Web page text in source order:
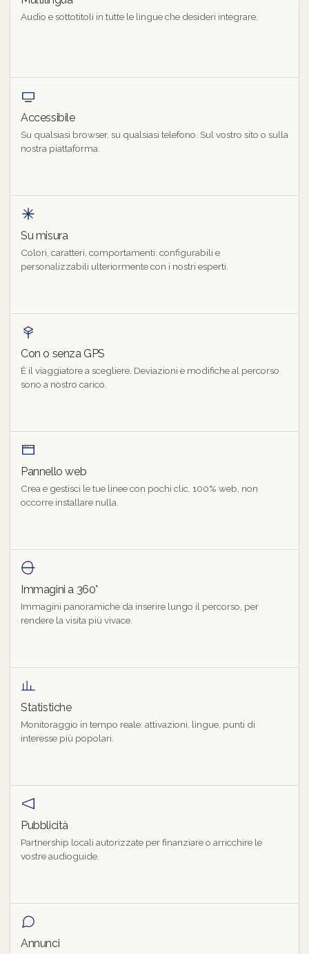
Audio e sottotitoli in tutte le lingue che desideri integrare.
Accessibile
Su qualsiasi browser, su qualsiasi telefono. Sul vostro sito o sulla
nostra piattaforma.
Su misura
Colori, caratteri, comportamenti: configurabili e
personalizzabili ulteriormente con i nostri esperti.
Con o senza GPS
È il viaggiatore a scegliere. Deviazioni e modifiche al percorso
sono a nostro carico.
Pannello web
Crea e gestisci le tue linee con pochi clic. 100% web, non
occorre installare nulla.
Immagini a 360°
Immagini panoramiche da inserire lungo il percorso, per
rendere la visita più vivace.
Statistiche
Monitoraggio in tempo reale: attivazioni, lingue, punti di
interesse più popolari.
Pubblicità
Partnership locali autorizzate per finanziare o arricchire le
vostre audioguide.
Annunci